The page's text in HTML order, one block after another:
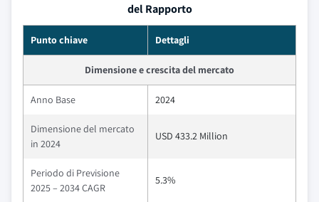
del Rapporto
Punto chiave Dettagli
Dimensione e crescita del mercato
Anno Base 2024
Dimensione del mercato
in 2024
USD 433.2 Million
Periodo di Previsione
2025 – 2034 CAGR
5.3%